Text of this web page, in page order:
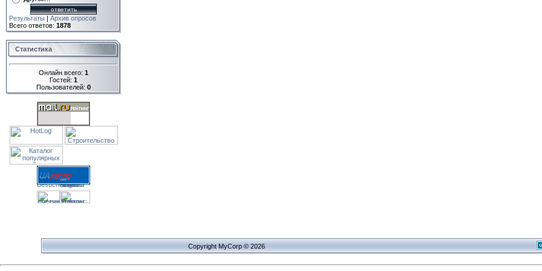
Результаты | Архив опросов
Всего ответов: 1878
Статистика
Онлайн всего: 1
Гостей: 1
Пользователей: 0
Copyright MyCorp © 2026